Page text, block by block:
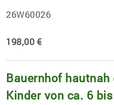
26W60026
198,00 €
Bauernhof
Kinder von ca. 6